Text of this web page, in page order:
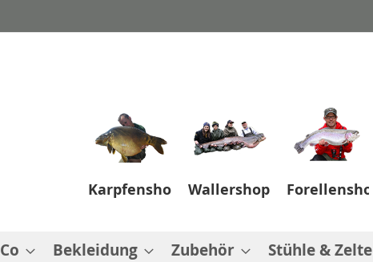
Karpfenshop Wallershop Forellenshop
Bekleidung Zubehör Stühle & Zelte